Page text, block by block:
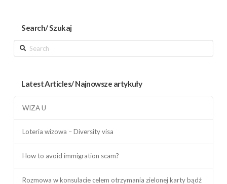
Search/ Szukaj
Search
Latest Articles/ Najnowsze artykuły
WIZA U
Loteria wizowa – Diversity visa
How to avoid immigration scam?
Rozmowa w konsulacie celem otrzymania zielonej karty bądź